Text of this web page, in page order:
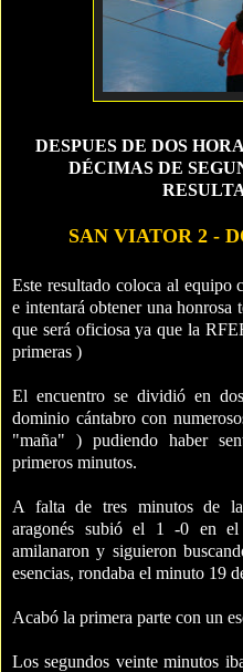
DESPUES DE DOS
DÉCIMAS DE
SAN VIATOR 2 -
Este resultado coloca al equipo
e intentará obtener una honrosa
que será oficiosa ya que la
primeras )
El encuentro se dividió en
dominio cántabro con
"maña" ) pudiendo haber
primeros minutos.
A falta de tres minutos de la
aragonés subió el 1 -0 en el
amilanaron y siguieron
esencias, rondaba el minuto 19
Acabó la primera parte con un
Los segundos veinte minutos